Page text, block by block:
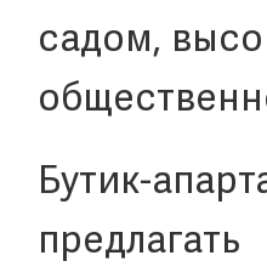
садом,
Бутик-